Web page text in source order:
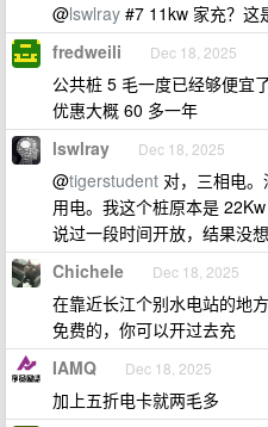
@lswlray #7 11kw 家充？这
fredweili Dec 18, 2025
公共桩 5 毛一度已经够便宜
优惠大概 60 多一年
lswlray Dec 18, 2025
@tigerstudent 对，三相电
用电。我这个桩原本是
说过一段时间开放，结果没
Chichele Dec 18, 2025
在靠近长江个别水电站的地
免费的，你可以开过去充
IAMQ Dec 18, 2025
加上五折电卡就两毛多